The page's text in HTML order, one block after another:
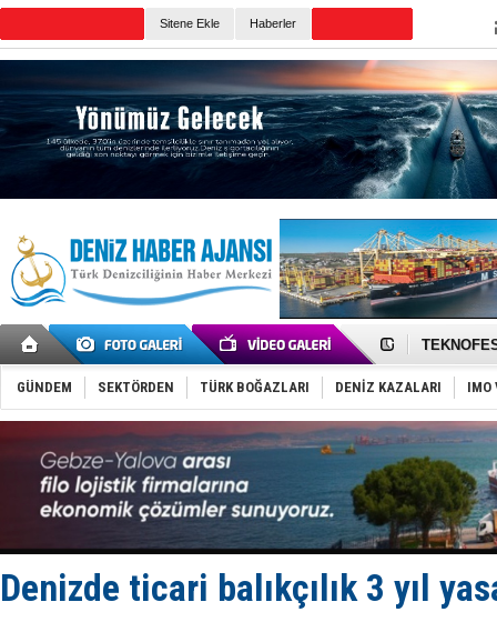
Sitene Ekle Haberler
TAYK -
Tersane
İngiliz
FESCO,
DESE,
35 milyon
İnsansız
Yüzyıl
Anadolu
Derince,
İTU AUV,
GÜNDEM SEKTÖRDEN TÜRK BOĞAZLARI DENİZ KAZALARI IMO
Denizde ticari balıkçılık 3 yıl